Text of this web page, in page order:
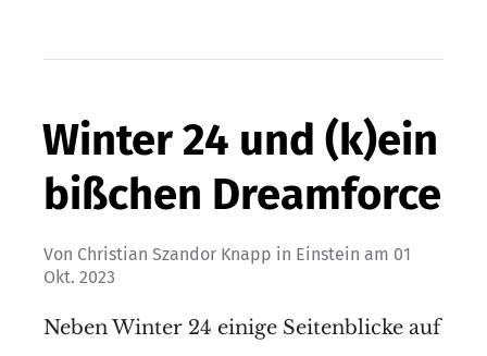
Winter 24 und (k)ein
bißchen Dreamforce
Von Christian Szandor Knapp in Einstein am 01
Okt. 2023
Neben Winter 24 einige Seitenblicke auf